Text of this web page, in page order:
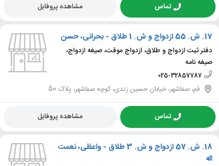
تماس مشاهده پروفایل
17. ش. 55 ازدواج و ش. 1 طلاق - بحرانی، حسن
دفتر ثبت ازدواج و طلاق، ازدواج موقت، صیغه ازدواج،
صیغه نامه
025-32857787
قم، صفاشهر، خیابان حسین زندی، کوچه صفاشهر، پلاک 50
تماس مشاهده پروفایل
18.
ش. 57 ازدواج و ش. 3 طلاق - واعظی، نعمت
اله